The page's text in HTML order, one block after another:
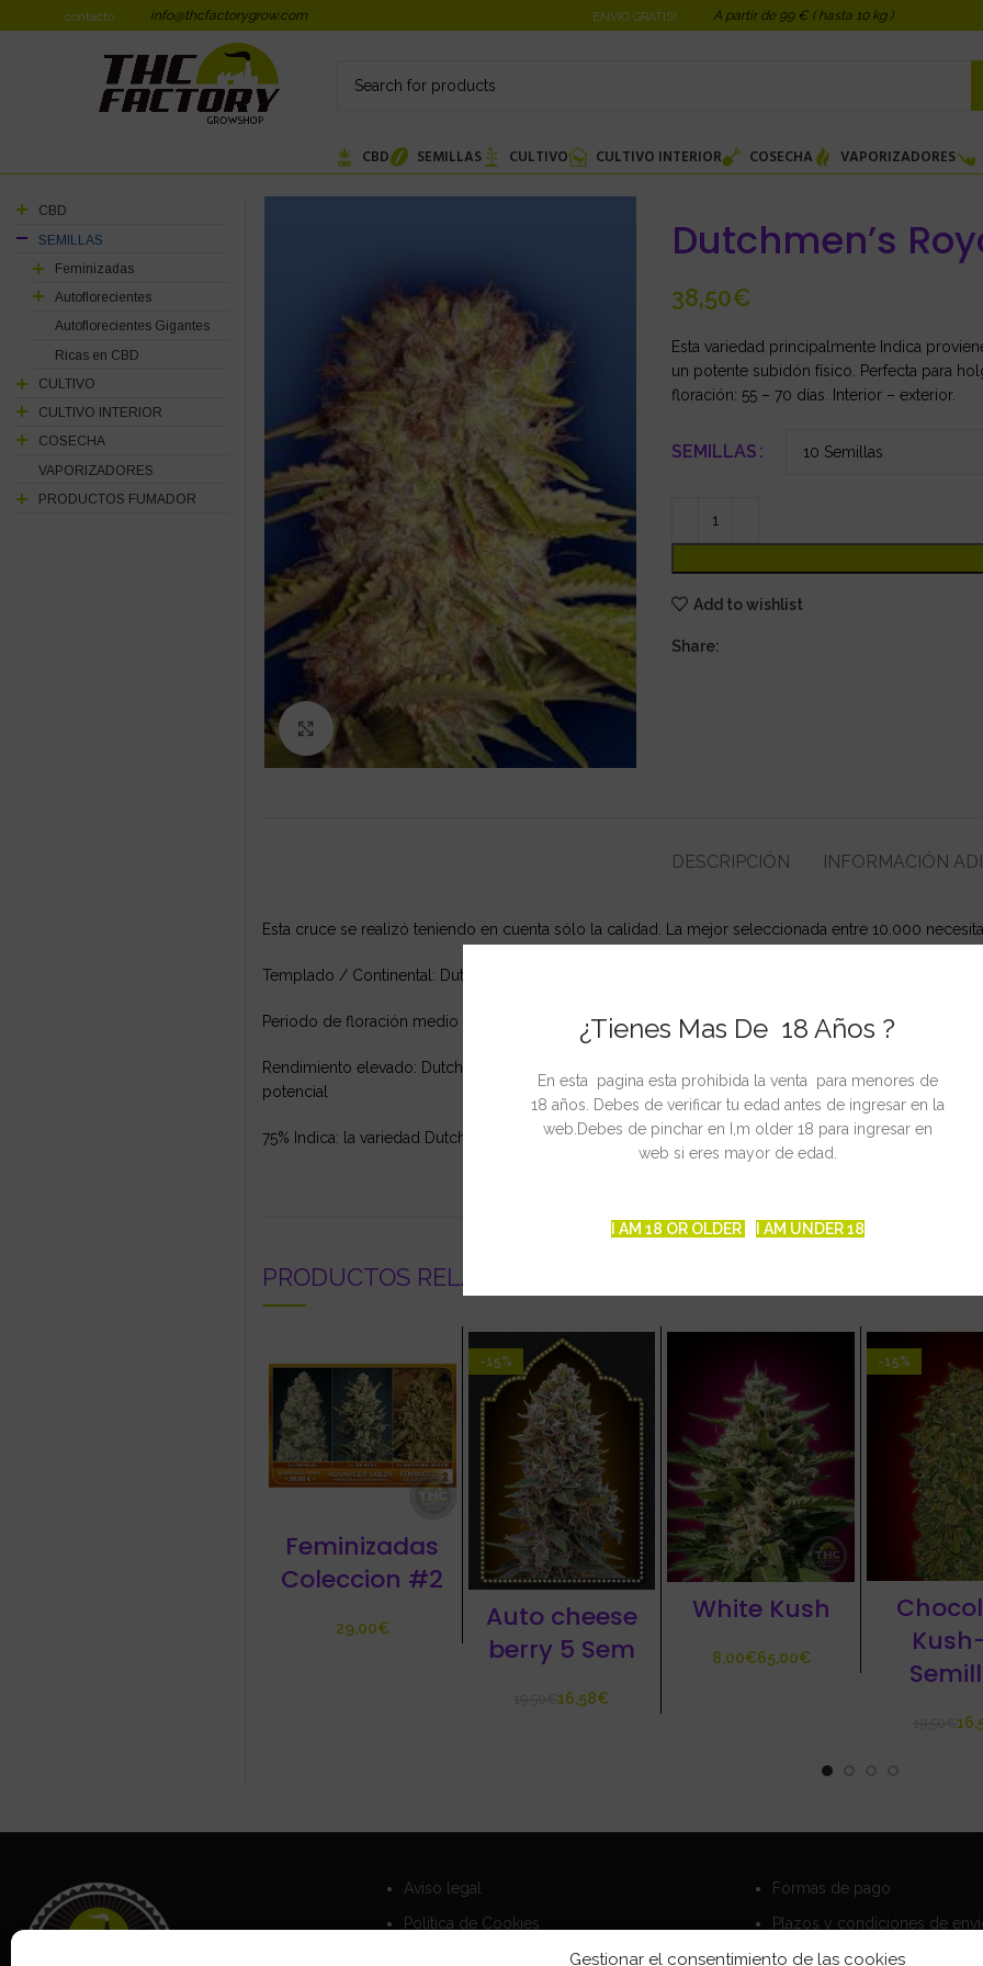
¿Tienes Mas De 18 Años ?
En esta pagina esta prohibida la venta para menores de
18 años. Debes de verificar tu edad antes de ingresar en la
web.Debes de pinchar en I,m older 18 para ingresar en
web si eres mayor de edad.
I AM 18 OR OLDER I AM UNDER 18
Gestionar el consentimiento de las cookies
contacto info@thcfactorygrow.com ENVIO GRATIS! A partir de 99 € ( hasta 10 kg )
CBD SEMILLAS CULTIVO CULTIVO INTERIOR COSECHA VAPORIZADORES
Click to enlarge
Dutchmen’s
€
Esta variedad principalmente Indica
un potente subidón físico. Perfecta para
floración: 55 – 70 días. Interior – exterior.
SEMILLAS
Add to wishlist
Share:
DESCRIPCIÓN INFORMACIÓN
Esta cruce se realizó teniendo en cuenta sólo la calidad. La mejor seleccionada entre 10.000
Templado / Continental: Dutchmen’s Royal Orangepuede cultivarse fuera en veranos cálidos normales
Periodo de floración medio (55 – 70 días): Dutchmen’s Royal Orange necesitará un tiempo de
Rendimiento elevado: Dutchmen’s Royal Orangepuede producir un rendimiento muy grande, pero
potencial
75% Indica: la variedad Dutchmen’s Royal Orange tiene una gran proporción de genes Indica en su
PRODUCTOS RELACIONADOS
Feminizadas
Coleccion #2
€
-15%
Auto cheese
berry 5 Sem
€16,58€
White Kush
€ €
-15%
CBD
SEMILLAS
Feminizadas
Autoflorecientes
Autoflorecientes Gigantes
Ricas en CBD
CULTIVO
CULTIVO INTERIOR
COSECHA
VAPORIZADORES
PRODUCTOS FUMADOR
Aviso legal
Política de Cookies
Formas de pago
Plazos y condiciones de
Politica de devoluciones